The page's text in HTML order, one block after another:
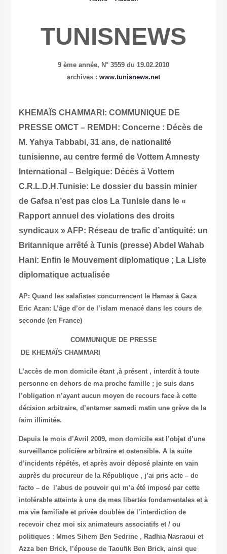
TUNISNEWS
9 ème année, N° 3559 du 19.02.2010
archives : www.tunisnews.net
KHEMAÏS CHAMMARI: COMMUNIQUE DE
PRESSE OMCT – REMDH: Concerne : Décès de
M. Yahya Tabbabi, 31 ans, de nationalité
tunisienne, au centre fermé de VottemAmnesty
International – Belgique: Décès à Vottem
C.R.L.D.H.Tunisie: Le dossier du bassin minier
de Gafsa n’est pas closLa Tunisie dans le «
Rapport annuel des violations des droits
syndicaux » AFP: Réseau de trafic d’antiquité: un
Britannique arrêté à Tunis (presse)Abdel Wahab
Hani: Enfin le Mouvement diplomatique ; La Liste
diplomatique actualisée
AP: Quand les salafistes concurrencent le Hamas à Gaza
Eric Azan: L’âge d’or de l’islam menacé dans les cours de
seconde (en France)
COMMUNIQUE DE PRESSE
DE KHEMAÏS CHAMMARI
L’accès de mon domicile étant ,à présent , interdit à toute
personne en dehors de ma proche famille ; je suis dans
l’obligation n’ayant aucun moyen de recours face à cette
décision arbitraire, d’entamer samedi matin une grève de la
faim illimitée.
Depuis le mois d’Avril 2009, mon domicile est l’objet d’une
surveillance policière arbitraire et ostensible. A la suite
d’incidents répétés, et après avoir déposé plainte en vain
auprès du procureur de la République , j’ai pris acte – de
facto – de l’abus de pouvoir qui m’a été imposé par cette
intolérable atteinte à une de mes libertés fondamentales et à
ma vie familiale et privée doublée de l’interdiction de
recevoir chez moi six animateurs associatifs et / ou
politiques : Mmes Sihem Ben Sedrine , Radhia Nasraoui et
Azza ben Brick, l’épouse de Taoufik Ben Brick, ainsi que